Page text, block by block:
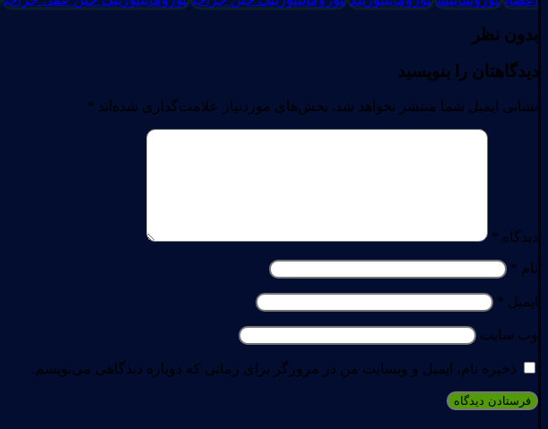
بدون نظر
دیدگاهتان را بنویسید
نشانی ایمیل شما منتشر نخواهد شد. بخش‌های موردنیاز علامت‌گذاری شده‌اند *
دیدگاه *
نام *
ایمیل *
وب‌ سایت
ذخیره نام، ایمیل و وبسایت من در مرورگر برای زمانی که دوباره دیدگاهی می‌نویسم.